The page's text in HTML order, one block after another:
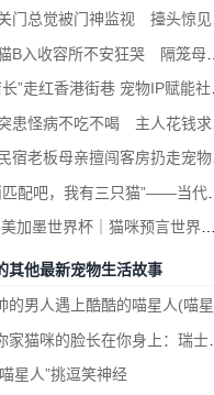
觉被门神监视 擡头惊见两只猫咪 门顶叠罗汉齐齐偷窥
收容所不安狂哭 隔笼母猫隔空安抚 超暖结局各有去向
”走红香港街巷 宠物IP赋能社区经济
病不吃不喝 主人花钱求医无果 换回旧水杯却奇迹痊愈
老板母亲擅闯客房扔走宠物猫 饲主痛哭悬赏寻猫
配吧，我有三只猫”——当代女性的约会死穴
墨世界杯｜猫咪预言世界杯胜负 迄今19场 全命中
其他最新宠物生活故事
男人遇上酷酷的喵星人(喵星人如何拍出男人味)
的脸长在你身上：瑞士摄影师用宠物猫与主人照片合成奇趣“猫脸人”
星人”挑逗笑神经